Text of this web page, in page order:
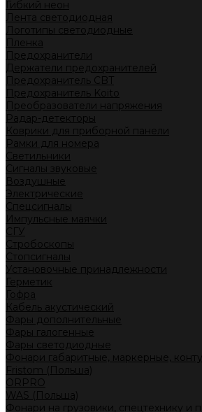
Гибкий неон
Лента светодиодная
Логотипы светодиодные
Пленка
Предохранители
Держатели предохранителей
Предохранитель CBT
Предохранитель Koito
Преобразователи напряжения
Радар-детекторы
Коврики для приборной панели
Рамки для номера
Светильники
Сигналы звуковые
Воздушные
Электрические
Спецсигналы
Импульсные маячки
СГУ
Стробоскопы
Стопсигналы
Установочные принадлежности
Герметик
Гофра
Кабель акустический
Фары дополнительные
Фары галогенные
Фары светодиодные
Фонари габаритные, маркерные,
Fristom (Польша)
ORPRO
WAS (Польша)
Фонари на грузовики, спецтехнику и